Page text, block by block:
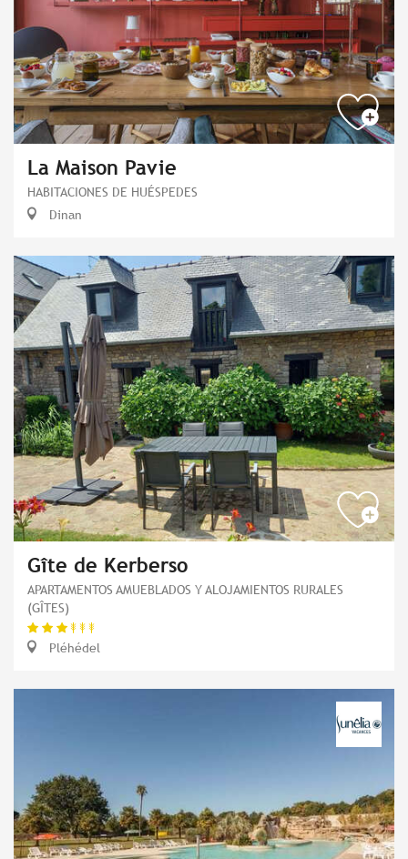
La Maison Pavie
HABITACIONES DE HUÉSPEDES
Dinan
Gîte de Kerberso
APARTAMENTOS AMUEBLADOS Y ALOJAMIENTOS RURALES
(GÎTES)
Pléhédel